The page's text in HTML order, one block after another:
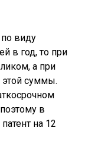
виду
в год, то при
а при
этой суммы.
в
на 12